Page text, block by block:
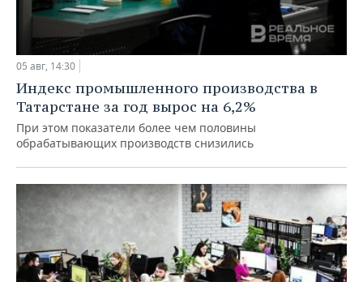
05 авг, 14:30
Индекс промышленного производства в
Татарстане за год вырос на 6,2%
При этом показатели более чем половины
обрабатывающих производств снизились